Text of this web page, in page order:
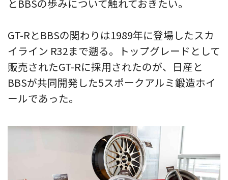
とBBSの歩みについて触れておきたい。
GT-RとBBSの関わりは1989年に登場したスカ
イライン R32まで遡る。トップグレードとして
販売されたGT-Rに採用されたのが、日産と
BBSが共同開発した5スポークアルミ鍛造ホイ
ールであった。